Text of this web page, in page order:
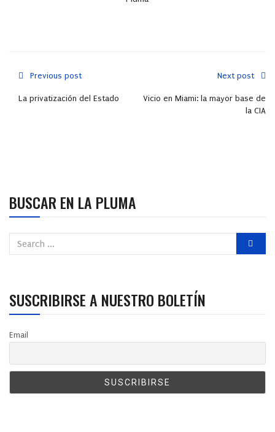
Previous post
La privatización del Estado
Next post
Vicio en Miami: la mayor base de
la CIA
BUSCAR EN LA PLUMA
SUSCRIBIRSE A NUESTRO BOLETÍN
Email